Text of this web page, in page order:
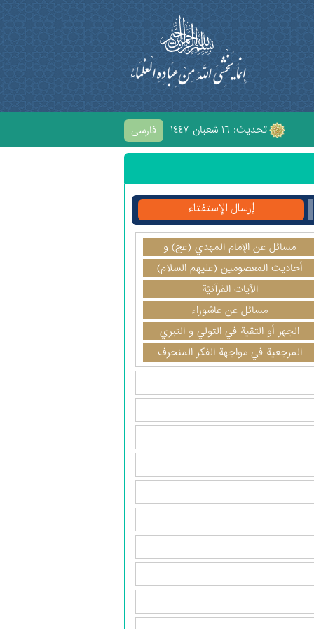
فارسی تحديث: ١٦ شعبان ١٤٤٧ الْحُسَيْنِ
إرسال الإستفتاء
مسائل عن الإمام المهدي (عج) و
آخرالزمان
أحاديث المعصومين (عليهم السلام)
الآيات القرآنيّة
مسائل عن عاشوراء
الجهر أو التقية في التولي و التبري
المرجعية في مواجهة الفكر المنحرف